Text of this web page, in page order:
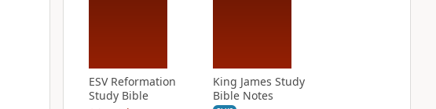
ESV Reformation
Study Bible
King James Study
Bible Notes